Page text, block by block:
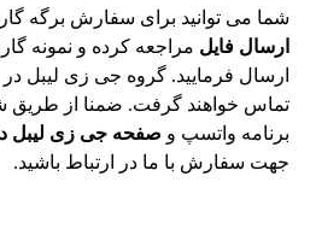
شما می توانید برای سفارش برگه
ارسال فایل مراجعه کرده و نمونه
ارسال فرمایید. گروه جی زی لیبل
تماس خواهند گرفت. ضمنا از طریق
برنامه واتسپ و صفحه جی زی لیبل
جهت سفارش با ما در ارتباط باشید.